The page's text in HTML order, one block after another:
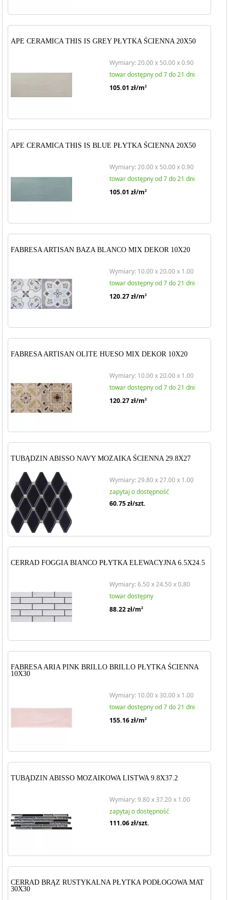
APE CERAMICA THIS IS GREY PŁYTKA ŚCIENNA 20X50
Wymiary: 20.00 x 50.00 x 0.90
towar dostępny od 7 do 21 dni
105.01 zł/m2
APE CERAMICA THIS IS BLUE PŁYTKA ŚCIENNA 20X50
Wymiary: 20.00 x 50.00 x 0.90
towar dostępny od 7 do 21 dni
105.01 zł/m2
FABRESA ARTISAN BAZA BLANCO MIX DEKOR 10X20
Wymiary: 10.00 x 20.00 x 1.00
towar dostępny od 7 do 21 dni
120.27zł/m2
FABRESA ARTISAN OLITE HUESO MIX DEKOR 10X20
Wymiary: 10.00 x 20.00 x 1.00
towar dostępny od 7 do 21 dni
120.27zł/m2
TUBĄDZIN ABISSO NAVY MOZAIKA ŚCIENNA 29.8X27
Wymiary: 29.80 x 27.00 x 1.00
zapytaj o dostępność
60.75zł/szt.
CERRAD FOGGIA BIANCO PŁYTKA ELEWACYJNA 6.5X24.5
Wymiary: 6.50 x 24.50 x 0.80
towar dostępny
88.22zł/m2
FABRESA ARIA PINK BRILLO BRILLO PŁYTKA ŚCIENNA
10X30
Wymiary: 10.00 x 30.00 x 1.00
towar dostępny od 7 do 21 dni
155.16zł/m2
TUBĄDZIN ABISSO MOZAIKOWA LISTWA 9.8X37.2
Wymiary: 9.80 x 37.20 x 1.00
zapytaj o dostępność
111.06zł/szt.
CERRAD BRĄZ RUSTYKALNA PŁYTKA PODŁOGOWA MAT
30X30